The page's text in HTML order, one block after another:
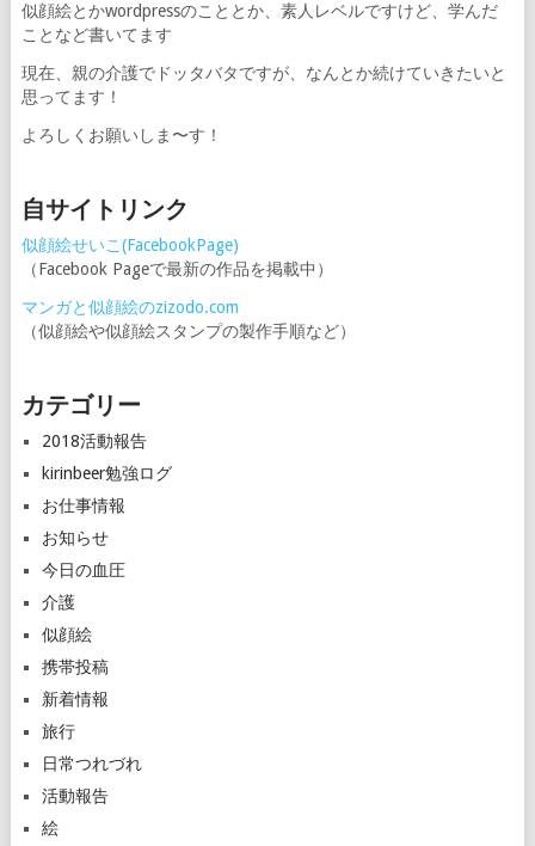
似顔絵とかwordpressのこととか、素人レベルですけど、学んだ
ことなど書いてます
現在、親の介護でドッタバタですが、なんとか続けていきたいと
思ってます！
よろしくお願いしま〜す！
自サイトリンク
似顔絵せいこ(FacebookPage)
（Facebook Pageで最新の作品を掲載中）
マンガと似顔絵のzizodo.com
（似顔絵や似顔絵スタンプの製作手順など）
カテゴリー
2018活動報告
kirinbeer勉強ログ
お仕事情報
お知らせ
今日の血圧
介護
似顔絵
携帯投稿
新着情報
旅行
日常つれづれ
活動報告
絵